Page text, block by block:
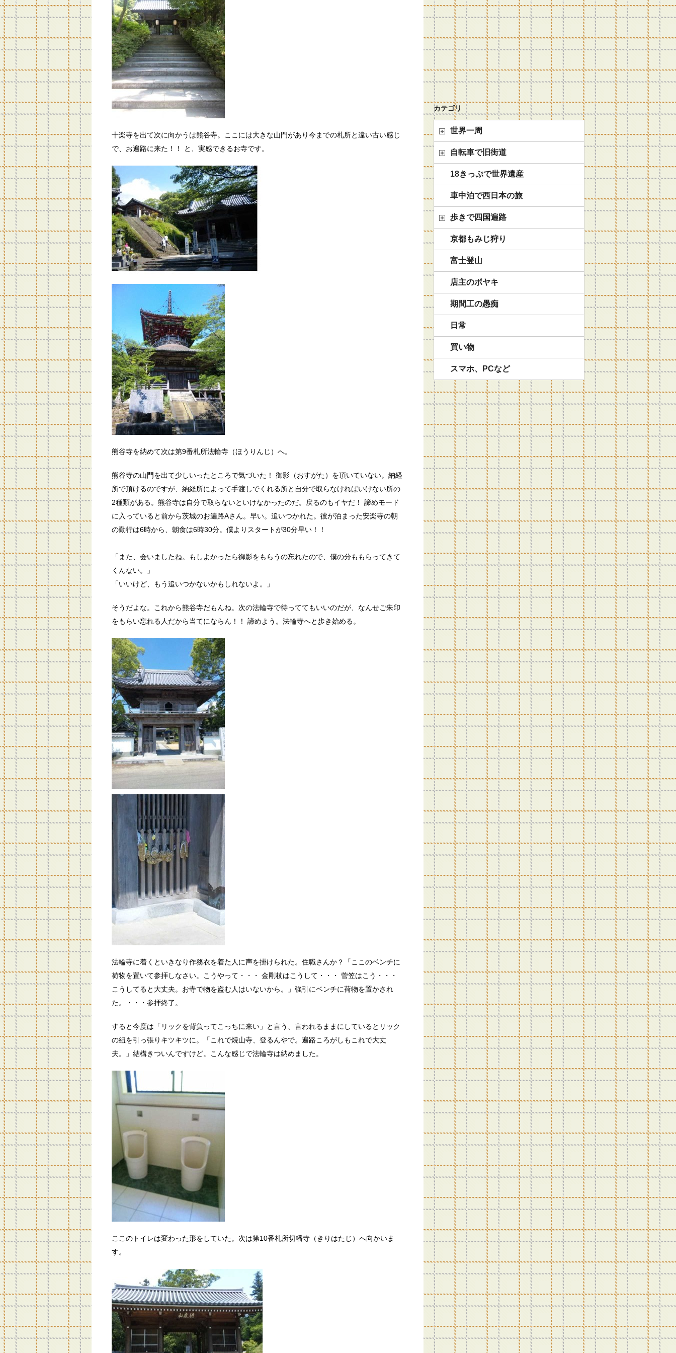
十楽寺を出て次に向かうは熊谷寺。ここには大きな山門があり今までの札所と違い古い感じ
で、お遍路に来た！！ と、実感できるお寺です。
熊谷寺を納めて次は第9番札所法輪寺（ほうりんじ）へ。
熊谷寺の山門を出て少しいったところで気づいた！ 御影（おすがた）を頂いていない。納経
所で頂けるのですが、納経所によって手渡しでくれる所と自分で取らなければいけない所の
2種類がある。熊谷寺は自分で取らないといけなかったのだ。戻るのもイヤだ！ 諦めモード
に入っていると前から茨城のお遍路Aさん。早い。追いつかれた。彼が泊まった安楽寺の朝
の勤行は6時から、朝食は6時30分。僕よりスタートが30分早い！！
「また、会いましたね。もしよかったら御影をもらうの忘れたので、僕の分ももらってきて
くんない。」
「いいけど、もう追いつかないかもしれないよ。」
そうだよな。これから熊谷寺だもんね。次の法輪寺で待っててもいいのだが、なんせご朱印
をもらい忘れる人だから当てにならん！！ 諦めよう。法輪寺へと歩き始める。
法輪寺に着くといきなり作務衣を着た人に声を掛けられた。住職さんか？「ここのベンチに
荷物を置いて参拝しなさい。こうやって・・・ 金剛杖はこうして・・・ 菅笠はこう・・・
こうしてると大丈夫。お寺で物を盗む人はいないから。」強引にベンチに荷物を置かされ
た。・・・参拝終了。
すると今度は「リックを背負ってこっちに来い」と言う、言われるままにしているとリック
の紐を引っ張りキツキツに。「これで焼山寺、登るんやで。遍路ころがしもこれで大丈
夫。」結構きついんですけど。こんな感じで法輪寺は納めました。
ここのトイレは変わった形をしていた。次は第10番札所切幡寺（きりはたじ）へ向かいま
す。
カテゴリ
世界一周
自転車で旧街道
18きっぷで世界遺産
車中泊で西日本の旅
歩きで四国遍路
京都もみじ狩り
富士登山
店主のボヤキ
期間工の愚痴
日常
買い物
スマホ、PCなど